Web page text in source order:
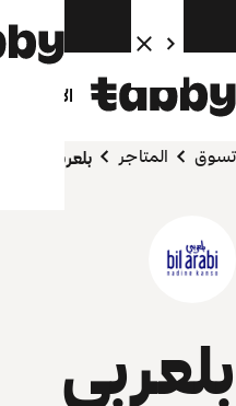
الأفراد
تسوق المتاجر بلعربي
بلعربي